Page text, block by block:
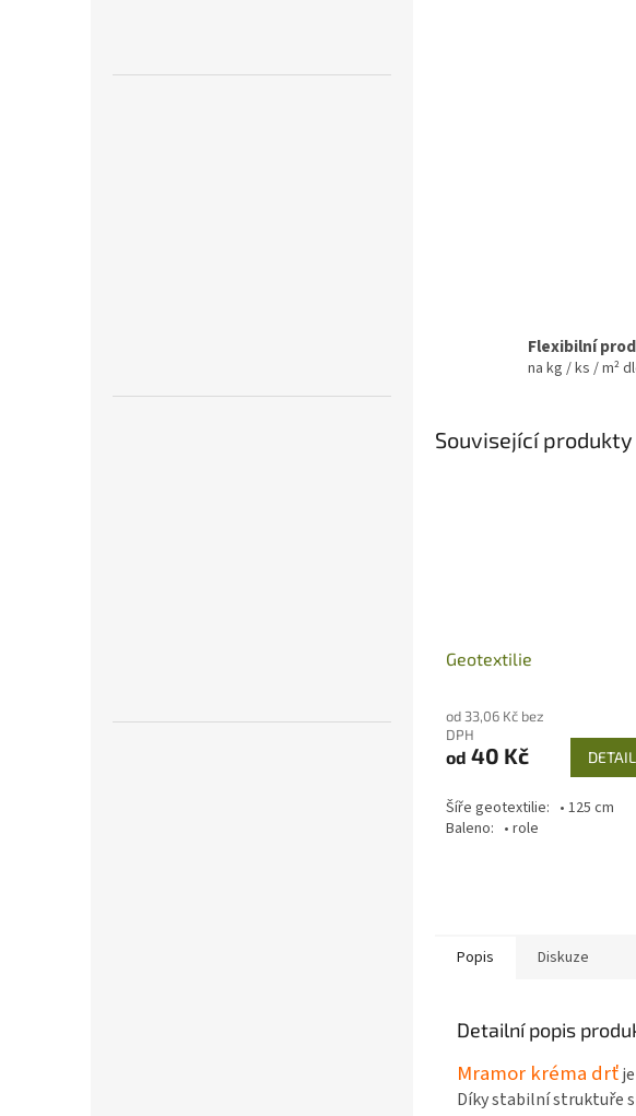
Flexibilní
na kg / ks / m²
Související produkty
Geotextilie
od 33,06 Kč bez
DPH
od 40 Kč DETAIL
Šíře geotextilie: • 125 cm
Baleno: • role
Popis Diskuze
Detailní popis
Mramor kréma drťje
Díky stabilní struktuře